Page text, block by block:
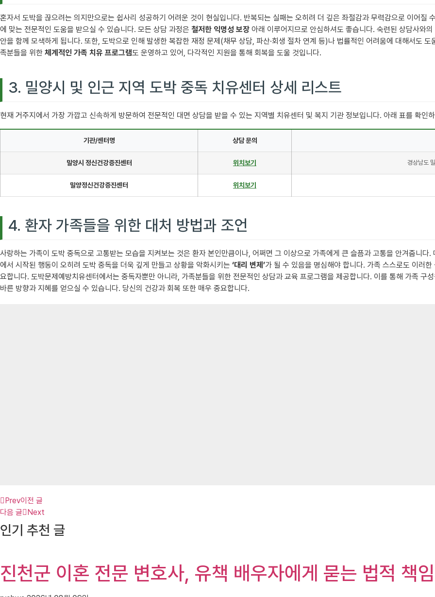
혼자서 도박을 끊으려는 의지만으로는 쉽사리 성공하기 어려운 것이 현실입니다. 반복되는 실패는 오히려 더 깊은 좌절감과 무력감으로 이어질
에 맞는 전문적인 도움을 받으실 수 있습니다. 모든 상담 과정은 철저한 익명성 보장 아래 이루어지므로 안심하셔도 좋습니다. 숙련된 상담사와
안을 함께 모색하게 됩니다. 또한, 도박으로 인해 발생한 복잡한 재정 문제(채무 상담, 파산·회생 절차 연계 등)나 법률적인 어려움에 대해서도
족분들을 위한 체계적인 가족 치유 프로그램도 운영하고 있어, 다각적인 지원을 통해 회복을 도울 것입니다.
3. 밀양시 및 인근 지역 도박 중독 치유센터 상세 리스트
현재 거주지에서 가장 가깝고 신속하게 방문하여 전문적인 대면 상담을 받을 수 있는 지역별 치유센터 및 복지 기관 정보입니다. 아래 표를 확인
기관/센터명 상담 문의
밀양시 정신건강증진센터 위치보기 경상남도
밀양정신건강증진센터 위치보기
4. 환자 가족들을 위한 대처 방법과 조언
사랑하는 가족이 도박 중독으로 고통받는 모습을 지켜보는 것은 환자 본인만큼이나, 어쩌면 그 이상으로 가족에게 큰 슬픔과 고통을 안겨줍니
에서 시작된 행동이 오히려 도박 중독을 더욱 깊게 만들고 상황을 악화시키는 ‘대리 변제’가 될 수 있음을 명심해야 합니다. 가족 스스로도 이러
요합니다. 도박문제예방치유센터에서는 중독자뿐만 아니라, 가족분들을 위한 전문적인 상담과 교육 프로그램을 제공합니다. 이를 통해 가족 구
바른 방향과 지혜를 얻으실 수 있습니다. 당신의 건강과 회복 또한 매우 중요합니다.
Prev이전 글
다음 글
Next
인기 추천 글
진천군 이혼 전문 변호사, 유책 배우자에게 묻는 법적 책